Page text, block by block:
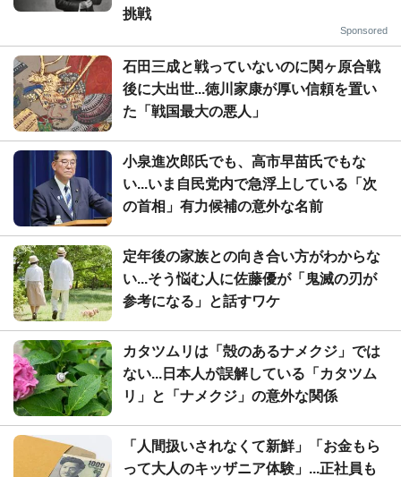
挑戦
Sponsored
石田三成と戦っていないのに関ヶ原合戦
後に大出世...徳川家康が厚い信頼を置い
た「戦国最大の悪人」
小泉進次郎氏でも、高市早苗氏でもな
い...いま自民党内で急浮上している「次
の首相」有力候補の意外な名前
定年後の家族との向き合い方がわからな
い...そう悩む人に佐藤優が「鬼滅の刃が
参考になる」と話すワケ
カタツムリは「殻のあるナメクジ」では
ない...日本人が誤解している「カタツム
リ」と「ナメクジ」の意外な関係
「人間扱いされなくて新鮮」「お金もら
って大人のキッザニア体験」...正社員も